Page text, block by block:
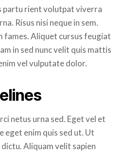
partu rient volutpat viverra
Risus nisi neque in sem.
fames. Aliquet cursus feugiat
in sed nunc velit quis mattis
vel vulputate dolor.
netus urna sed. Eget vel et
eget enim quis sed ut. Ut
Aliquam velit sapien